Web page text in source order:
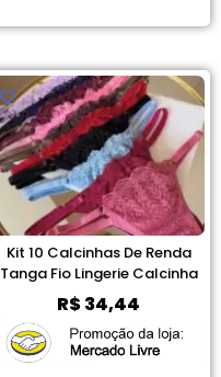
Kit 10 Calcinhas De Renda
Tanga Fio Lingerie Calcinha
R$34,44